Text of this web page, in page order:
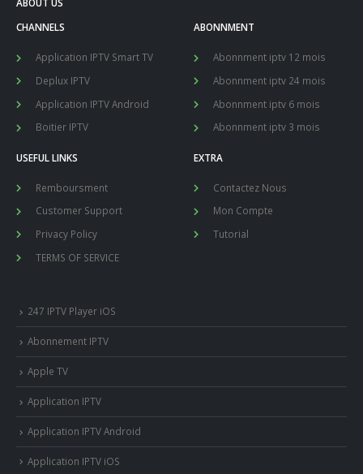
CHANNELS
Application IPTV Smart TV
Deplux IPTV
Application IPTV Android
Boitier IPTV
ABONNMENT
Abonnment iptv 12 mois
Abonnment iptv 24 mois
Abonnment iptv 6 mois
Abonnment iptv 3 mois
USEFUL LINKS
Remboursment
Customer Support
Privacy Policy
TERMS OF SERVICE
EXTRA
Contactez Nous
Mon Compte
Tutorial
247 IPTV Player iOS
Abonnement IPTV
Apple TV
Application IPTV
Application IPTV Android
Application IPTV iOS